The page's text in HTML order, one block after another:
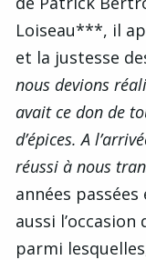
Loiseau***, il
et la justesse
nous devions
avait ce don de
d’épices. A
réussi à nous
années
aussi
parmi